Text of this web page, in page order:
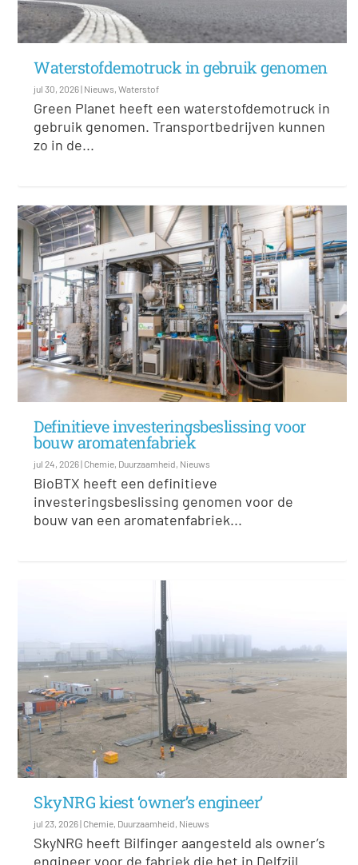
Waterstofdemotruck in gebruik genomen
jul 30, 2026| Nieuws ,Waterstof
Green Planet heeft een waterstofdemotruck in
gebruik genomen. Transportbedrijven kunnen
zo in de...
Definitieve investeringsbeslissing voor
bouw aromatenfabriek
jul 24, 2026| Chemie, Duurzaamheid, Nieuws
BioBTX heeft een definitieve
investeringsbeslissing genomen voor de
bouw van een aromatenfabriek...
SkyNRG kiest ‘owner’s engineer’
jul 23, 2026| Chemie, Duurzaamheid, Nieuws
SkyNRG heeft Bilfinger aangesteld als owner’s
engineer voor de fabriek die het in Delfzijl